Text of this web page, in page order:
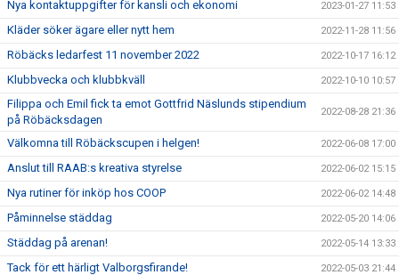
Nya kontaktuppgifter för kansli och ekonomi 2023-01-27 11:53
Kläder söker ägare eller nytt hem 2022-11-28 11:56
Röbäcks ledarfest 11 november 2022 2022-10-17 16:12
Klubbvecka och klubbkväll 2022-10-10 10:57
Filippa och Emil fick ta emot Gottfrid Näslunds stipendium
på Röbäcksdagen
2022-08-28 21:36
Välkomna till Röbäckscupen i helgen! 2022-06-08 17:00
Anslut till RAAB:s kreativa styrelse 2022-06-02 15:15
Nya rutiner för inköp hos COOP 2022-06-02 14:48
Påminnelse städdag 2022-05-20 14:06
Städdag på arenan! 2022-05-14 13:33
Tack för ett härligt Valborgsfirande! 2022-05-03 21:44